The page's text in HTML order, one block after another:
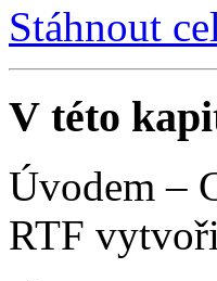
Stáhnout
V této
Úvodem –
RTF